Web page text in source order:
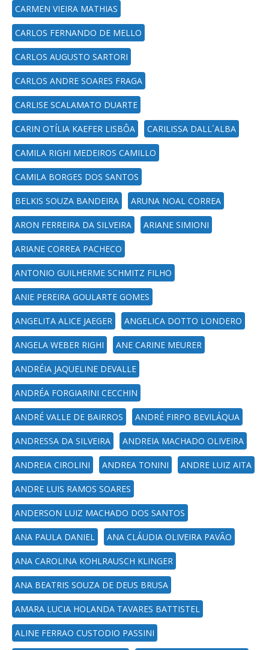
CARMEN VIEIRA MATHIAS
CARLOS FERNANDO DE MELLO
CARLOS AUGUSTO SARTORI
CARLOS ANDRE SOARES FRAGA
CARLISE SCALAMATO DUARTE
CARIN OTÍLIA KAEFER LISBÔA CARILISSA DALL´ALBA
CAMILA RIGHI MEDEIROS CAMILLO
CAMILA BORGES DOS SANTOS
BELKIS SOUZA BANDEIRA ARUNA NOAL CORREA
ARON FERREIRA DA SILVEIRA ARIANE SIMIONI
ARIANE CORREA PACHECO
ANTONIO GUILHERME SCHMITZ FILHO
ANIE PEREIRA GOULARTE GOMES
ANGELITA ALICE JAEGER ANGELICA DOTTO LONDERO
ANGELA WEBER RIGHI ANE CARINE MEURER
ANDRÉIA JAQUELINE DEVALLE
ANDRÉA FORGIARINI CECCHIN
ANDRÉ VALLE DE BAIRROS ANDRÉ FIRPO BEVILÁQUA
ANDRESSA DA SILVEIRA ANDREIA MACHADO OLIVEIRA
ANDREIA CIROLINI ANDREA TONINI ANDRE LUIZ AITA
ANDRE LUIS RAMOS SOARES
ANDERSON LUIZ MACHADO DOS SANTOS
ANA PAULA DANIEL ANA CLÁUDIA OLIVEIRA PAVÃO
ANA CAROLINA KOHLRAUSCH KLINGER
ANA BEATRIS SOUZA DE DEUS BRUSA
AMARA LUCIA HOLANDA TAVARES BATTISTEL
ALINE FERRAO CUSTODIO PASSINI